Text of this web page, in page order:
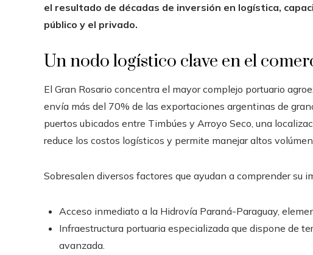
el resultado de décadas de inversión en logística,
público y el privado.
Un nodo logístico clave en el
El Gran Rosario concentra el mayor complejo portuario
envía más del 70% de las exportaciones argentinas de
puertos ubicados entre Timbúes y Arroyo Seco, una
reduce los costos logísticos y permite manejar altos
Sobresalen diversos factores que ayudan a comprender su
Acceso inmediato a la Hidrovía Paraná-Paraguay,
Infraestructura portuaria especializada que dispone de
avanzada.